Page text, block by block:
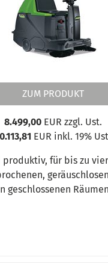
ZUM PRODUKT
8.499,00EUR zzgl. Ust.
EUR inkl. 19%
produktiv, für bis zu
geschlossenen Räumen